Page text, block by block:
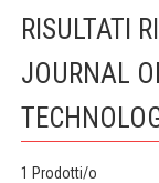
RISULTATI
JOURNAL
1 Prodotti/o